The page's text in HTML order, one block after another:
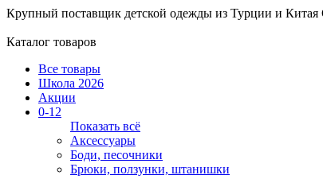
Крупный поставщик детской одежды из Турции и Китая
Каталог товаров
Все товары
Школа 2026
Акции
0-12
Показать всё
Аксессуары
Боди, песочники
Брюки, ползунки, штанишки